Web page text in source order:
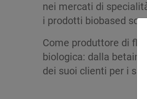
nei mercati di
i prodotti biobased
Come produttore di
biologica: dalla
dei suoi clienti per i